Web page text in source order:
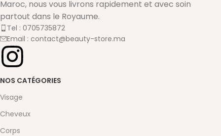
Maroc, nous vous livrons rapidement et avec soin
partout dans le Royaume.
Tel : 0705735872
Email : contact@beauty-store.ma
NOS CATÉGORIES
Visage
Cheveux
Corps